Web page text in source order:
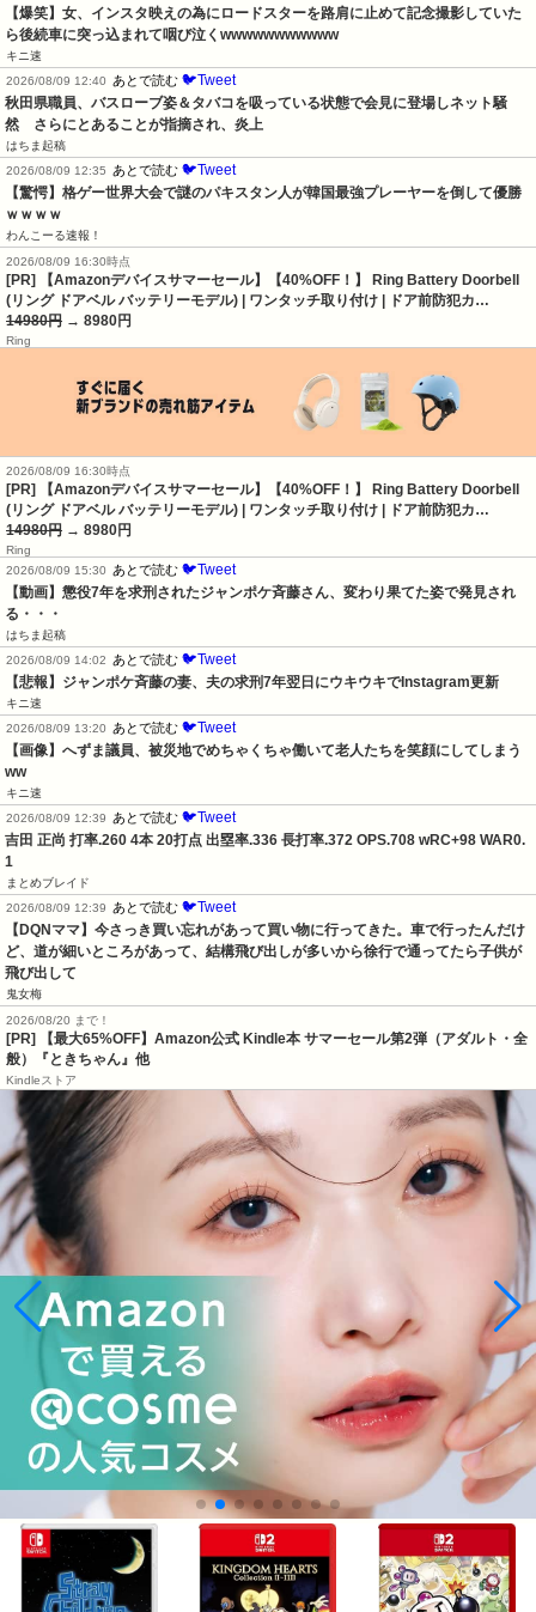
【爆笑】女、インスタ映えの為にロードスターを路肩に止めて記念撮影していた
ら後続車に突っ込まれて咽び泣くwwwwwwwwwww
キニ速
2026/08/09 12:40
あとで読む 🐦Tweet
秋田県職員、バスローブ姿＆タバコを吸っている状態で会見に登場しネット騒
然　さらにとあることが指摘され、炎上
はちま起稿
2026/08/09 12:35
あとで読む 🐦Tweet
【驚愕】格ゲー世界大会で謎のパキスタン人が韓国最強プレーヤーを倒して優勝
ｗｗｗｗ
わんこーる速報！
2026/08/09 16:30時点
[PR] 【Amazonデバイスサマーセール】【40%OFF！】 Ring Battery Doorbell
(リング ドアベル バッテリーモデル) | ワンタッチ取り付け | ドア前防犯カ…
14980円 → 8980円
Ring
2026/08/09 16:30時点
[PR] 【Amazonデバイスサマーセール】【40%OFF！】 Ring Battery Doorbell
(リング ドアベル バッテリーモデル) | ワンタッチ取り付け | ドア前防犯カ…
14980円 → 8980円
Ring
2026/08/09 15:30
あとで読む 🐦Tweet
【動画】懲役7年を求刑されたジャンポケ斉藤さん、変わり果てた姿で発見され
る・・・
はちま起稿
2026/08/09 14:02
あとで読む 🐦Tweet
【悲報】ジャンポケ斉藤の妻、夫の求刑7年翌日にウキウキでInstagram更新
キニ速
2026/08/09 13:20
あとで読む 🐦Tweet
【画像】へずま議員、被災地でめちゃくちゃ働いて老人たちを笑顔にしてしまう
ww
キニ速
2026/08/09 12:39
あとで読む 🐦Tweet
吉田 正尚 打率.260 4本 20打点 出塁率.336 長打率.372 OPS.708 wRC+98 WAR0.
1
まとめブレイド
2026/08/09 12:39
あとで読む 🐦Tweet
【DQNママ】今さっき買い忘れがあって買い物に行ってきた。車で行ったんだけ
ど、道が細いところがあって、結構飛び出しが多いから徐行で通ってたら子供が
飛び出して
鬼女梅
2026/08/20 まで！
[PR]
【最大65%OFF】Amazon公式 Kindle本 サマーセール第2弾（アダルト・全
般）『ときちゃん』他
Kindleストア